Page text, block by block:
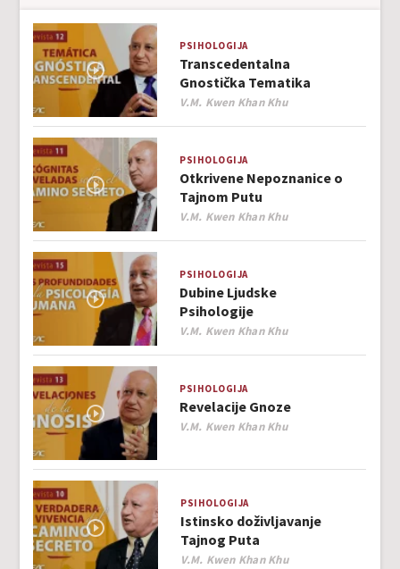
PSIHOLOGIJA
Transcedentalna
Gnostička Tematika
Author
V.M. Kwen Khan Khu
PSIHOLOGIJA
Otkrivene Nepoznanice o
Tajnom Putu
Author
V.M. Kwen Khan Khu
PSIHOLOGIJA
Dubine Ljudske
Psihologije
Author
V.M. Kwen Khan Khu
PSIHOLOGIJA
Revelacije Gnoze
Author
V.M. Kwen Khan Khu
PSIHOLOGIJA
Istinsko doživljavanje
Tajnog Puta
Author
V.M. Kwen Khan Khu